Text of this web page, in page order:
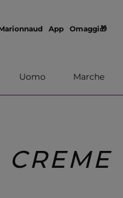
App Omaggi🎁
Uomo Marche